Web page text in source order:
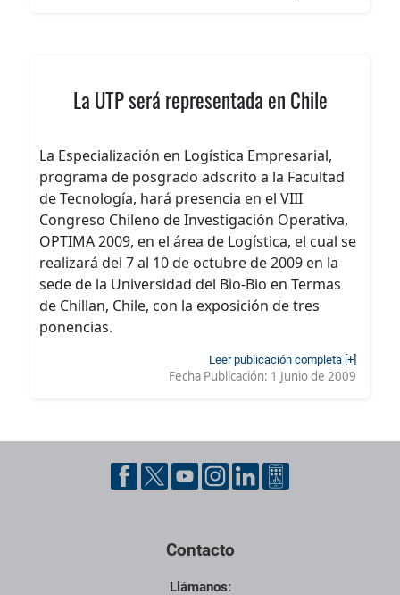
La UTP será representada en Chile
La Especialización en Logística Empresarial,
programa de posgrado adscrito a la Facultad
de Tecnología, hará presencia en el VIII
Congreso Chileno de Investigación Operativa,
OPTIMA 2009, en el área de Logística, el cual se
realizará del 7 al 10 de octubre de 2009 en la
sede de la Universidad del Bio-Bio en Termas
de Chillan, Chile, con la exposición de tres
ponencias.
Leer publicación completa [+]
Fecha Publicación: 1 Junio de 2009
Contacto
Llámanos: